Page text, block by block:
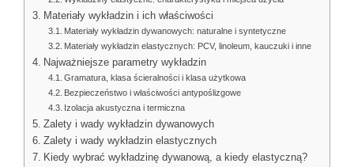
Materiały wykładzin i ich właściwości
Materiały wykładzin dywanowych: naturalne i syntetyczne
Materiały wykładzin elastycznych: PCV, linoleum, kauczuki i inne
Najważniejsze parametry wykładzin
Gramatura, klasa ścieralności i klasa użytkowa
Bezpieczeństwo i właściwości antypoślizgowe
Izolacja akustyczna i termiczna
Zalety i wady wykładzin dywanowych
Zalety i wady wykładzin elastycznych
Kiedy wybrać wykładzinę dywanową, a kiedy elastyczną?